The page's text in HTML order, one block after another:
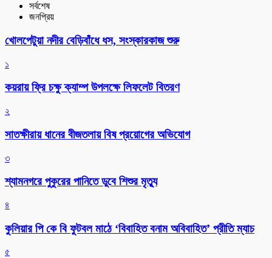
সর্বশেষ
জনপ্রিয়
খোলপেটুয়া নদীর বেড়িবাঁধে ধস, সংস্কারকাজ শুরু
১
কয়রায় ফ্রি চক্ষু ক্যাম্প উপলক্ষে লিফলেট বিতরণ
২
সাতক্ষীরায় ধানের বীজতলায় বিষ প্রয়োগের অভিযোগ
৩
শ্যামনগরে পুকুরের পানিতে ডুবে শিশুর মৃত্যু
৪
কুলিয়ার পি কে বি ফুটবল মাঠে ‘বিবাহিত বনাম অবিবাহিত’ প্রীতি ম্যাচ
৫